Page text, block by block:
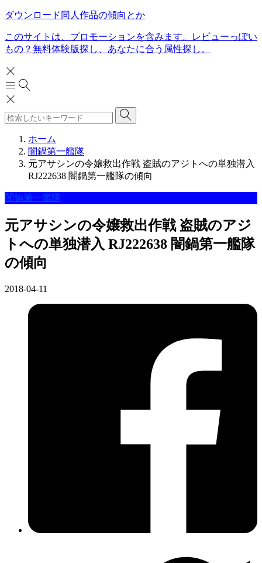
ダウンロード同人作品の傾向とか
このサイトは、プロモーションを含みます。レビューっぽい
もの？無料体験版探し、あなたに合う属性探し。
ホーム
闇鍋第一艦隊
元アサシンの令嬢救出作戦 盗賊のアジトへの単独潜入
RJ222638 闇鍋第一艦隊の傾向
闇鍋第一艦隊
元アサシンの令嬢救出作戦 盗賊のアジ
トへの単独潜入 RJ222638 闇鍋第一艦隊
の傾向
2018-04-11